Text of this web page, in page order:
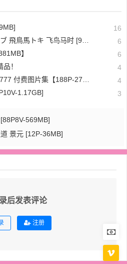
16
馬トキ 飞鸟马时 [91P-96MB] 6
】 6
！ 4
费图片集【188P-275MB】 4
1.17GB] 3
569MB]
景元 [12P-36MB]
后发表评论
注册